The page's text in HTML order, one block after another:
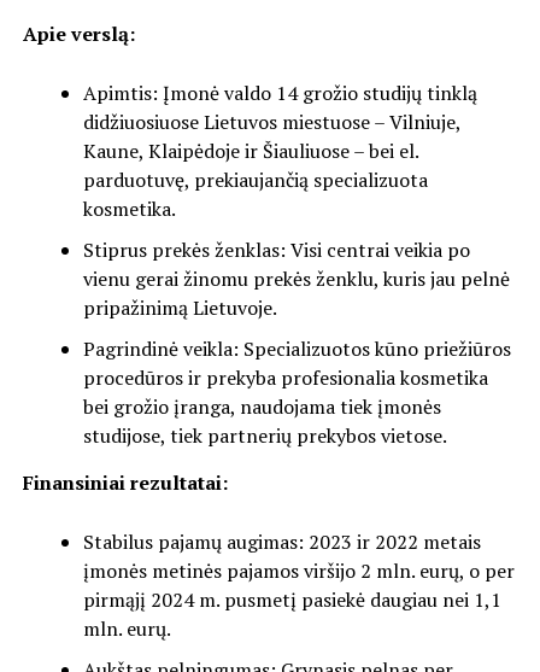
Apie verslą:
Apimtis: Įmonė valdo 14 grožio studijų tinklą
didžiuosiuose Lietuvos miestuose – Vilniuje,
Kaune, Klaipėdoje ir Šiauliuose – bei el.
parduotuvę, prekiaujančią specializuota
kosmetika.
Stiprus prekės ženklas: Visi centrai veikia po
vienu gerai žinomu prekės ženklu, kuris jau pelnė
pripažinimą Lietuvoje.
Pagrindinė veikla: Specializuotos kūno priežiūros
procedūros ir prekyba profesionalia kosmetika
bei grožio įranga, naudojama tiek įmonės
studijose, tiek partnerių prekybos vietose.
Finansiniai rezultatai:
Stabilus pajamų augimas: 2023 ir 2022 metais
įmonės metinės pajamos viršijo 2 mln. eurų, o per
pirmąjį 2024 m. pusmetį pasiekė daugiau nei 1,1
mln. eurų.